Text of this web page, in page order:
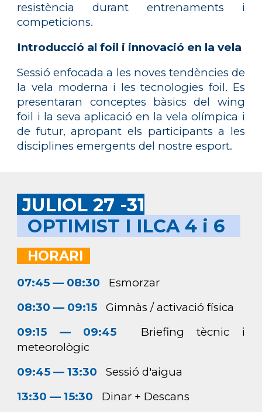
resistència durant entrenaments i
competicions.
Introducció al foil i innovació en la vela
Sessió enfocada a les noves tendències de
la vela moderna i les tecnologies foil. Es
presentaran conceptes bàsics del wing
foil i la seva aplicació en la vela olímpica i
de futur, apropant els participants a les
disciplines emergents del nostre esport.
JULIOL 27 -31
OPTIMIST I ILCA 4 i 6
HORARI
07:45 — 08:30
Esmorzar
08:30 — 09:15Gimnàs / activació física
09:15 — 09:45 Briefing tècnic i
meteorològic
09:45 — 13:30Sessió d'aigua
13:30 — 15:30 Dinar + Descans